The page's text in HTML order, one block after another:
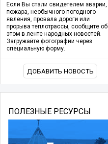
Если Вы стали свидетелем аварии,
пожара, необычного погодного
явления, провала дороги или
прорыва теплотрассы, сообщите об
этом в ленте народных новостей.
Загружайте фотографии через
специальную форму.
ДОБАВИТЬ НОВОСТЬ
ПОЛЕЗНЫЕ РЕСУРСЫ